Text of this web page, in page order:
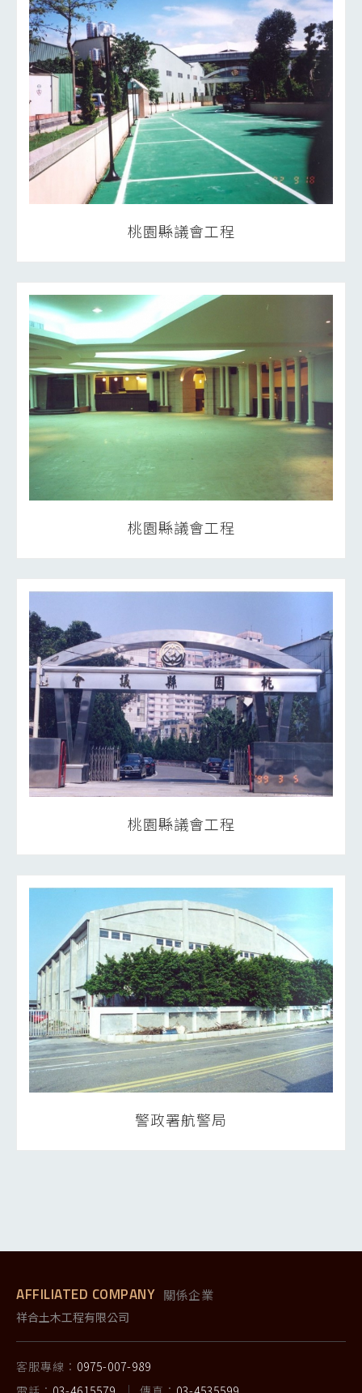
桃園縣議會工程
桃園縣議會工程
桃園縣議會工程
警政署航警局
AFFILIATED COMPANY 關係企業
祥合土木工程有限公司
客服專線： 0975-007-989